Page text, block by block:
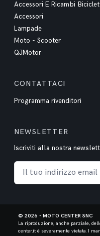
Accessori E Ricambi
Accessori
Lampade
Moto - Scooter
QJMotor
CONTATTACI
Programma rivenditori
NEWSLETTER
Iscriviti alla nostra
© 2026 - MOTO CENTER SNC
La riproduzione, anche parziale,
center.it é severamente vietata.
I